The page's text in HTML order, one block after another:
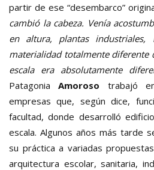
partir de ese “desembarco”
cambió la cabeza. Venía
en altura, plantas
materialidad totalmente diferente
escala era absolutamente
PatagoniaAmoroso trabajó
empresas que, según dice,
facultad, donde desarrolló
escala. Algunos años más tarde
su práctica a variadas
arquitectura escolar, sanitaria,